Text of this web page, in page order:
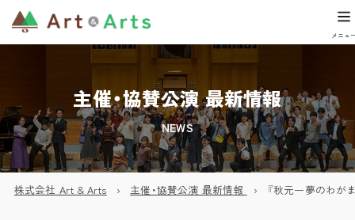
主催・協賛公演 最新情報
NEWS
株式会社 Art & Arts 主催・協賛公演 最新情報 『秋元一夢のわが